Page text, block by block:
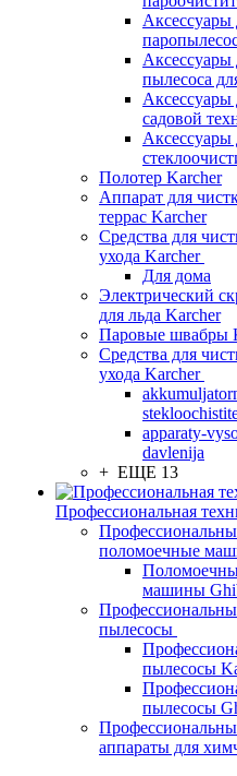
Аксессуары
Аксессуары
пылесоса
Аксессуары
садовой
Аксессуары
Полотер Karcher
Аппарат для
террас Karcher
Средства для
ухода Karcher
Для дома
Электрический
для льда Karcher
Паровые швабры
Средства для
ухода Karcher
apparaty-
davlenija
+ ЕЩЕ 13
Профессиональная
поломоечные
машины
пылесосы
пылесосы
пылесосы
аппараты для